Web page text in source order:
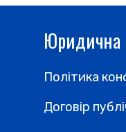
Юридична
Політика
Договір